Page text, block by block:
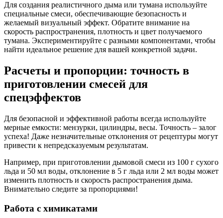
Для создания реалистичного дыма или тумана используйте
специальные смеси, обеспечивающие безопасность и
желаемый визуальный эффект. Обратите внимание на
скорость распространения, плотность и цвет получаемого
тумана. Экспериментируйте с разными компонентами, чтобы
найти идеальное решение для вашей конкретной задачи.
Расчеты и пропорции: точность в
приготовлении смесей для
спецэффектов
Для безопасной и эффективной работы всегда используйте
мерные емкости: мензурки, цилиндры, весы. Точность – залог
успеха! Даже незначительные отклонения от рецептуры могут
привести к непредсказуемым результатам.
Например, при приготовлении дымовой смеси из 100 г сухого
льда и 50 мл воды, отклонение в 5 г льда или 2 мл воды может
изменить плотность и скорость распространения дыма.
Внимательно следите за пропорциями!
Работа с химикатами